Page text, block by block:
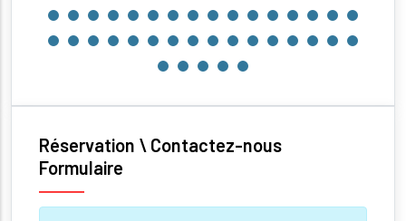
Réservation \ Contactez-nous
Formulaire